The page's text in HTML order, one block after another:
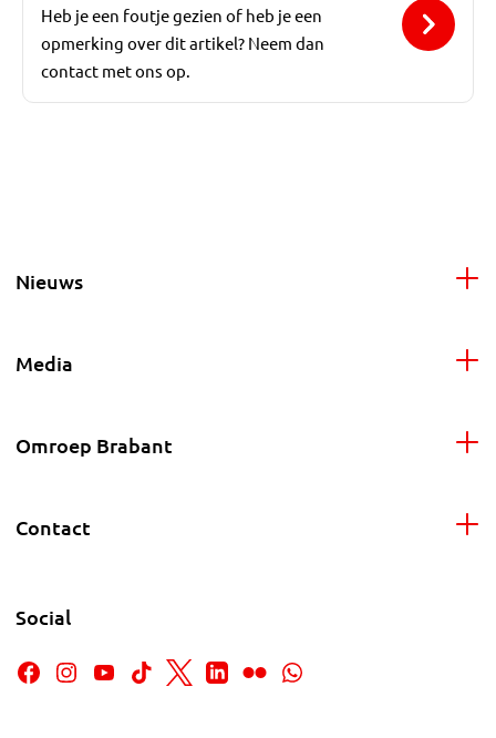
Heb je een foutje gezien of heb je een
opmerking over dit artikel? Neem dan
contact met ons op.
Nieuws
Media
Omroep Brabant
Contact
Social